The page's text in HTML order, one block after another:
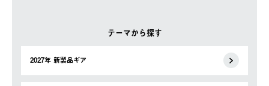
テーマから探す
2027年 新製品ギア